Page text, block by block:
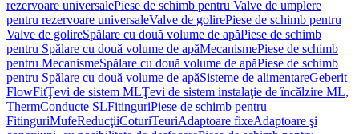
rezervoare universalePiese de schimb pentru Valve de umplere
pentru rezervoare universaleValve de golirePiese de schimb pentru
Valve de golireSpălare cu două volume de apăPiese de schimb
pentru Spălare cu două volume de apăMecanismePiese de schimb
pentru MecanismeSpălare cu două volume de apăPiese de schimb
pentru Spălare cu două volume de apăSisteme de alimentareGeberit
FlowFitŢevi de sistem MLŢevi de sistem instalaţie de încălzire ML,
ThermConducte SLFitinguriPiese de schimb pentru
FitinguriMufeReducţiiCoturiTeuriAdaptoare fixeAdaptoare şi